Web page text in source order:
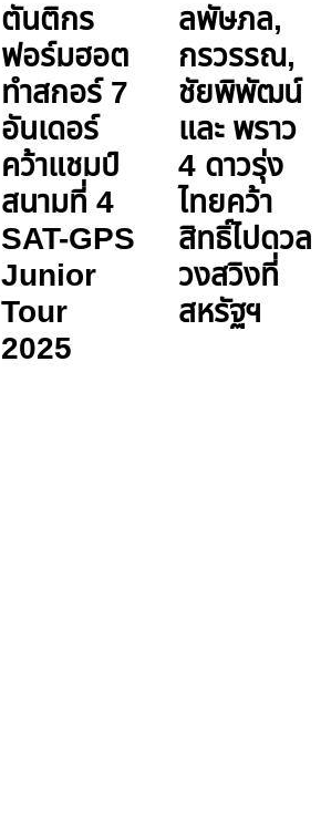
ตันติกร
ฟอร์มฮอต
ทำสกอร์ 7
อันเดอร์
คว้าแชมป์
สนามที่ 4
SAT-GPS
Junior
Tour
2025
ลพัษภล,
กรวรรณ,
ชัยพิพัฒน์
และ พราว
4 ดาวรุ่ง
ไทยคว้า
สิทธิ์ไปดวล
วงสวิงที่
สหรัฐฯ